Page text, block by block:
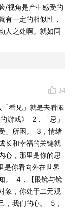
/视角是产生感受的
有一定的相似性，
人之处啊。就如同
34
看见」就是去看限
游戏》 2，「忌」
」所困。 3，情绪
长和幸福的关键就
心，那里是你的思
是你看向外在世界
。 4，【眼镜与镜
象，你处于二元观
，我们的心。 5，